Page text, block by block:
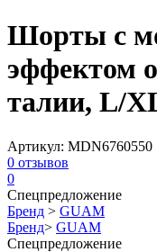
Шорты с
эффектом
талии, L/
Артикул: MDN6760550
0 отзывов
0
Спецпредложение
Бренд > GUAM
Бренд> GUAM
Спецпредложение